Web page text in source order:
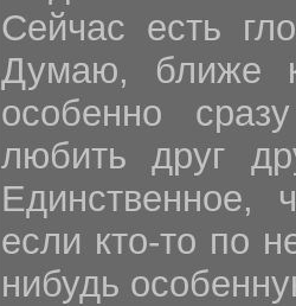
Сейчас есть
Думаю, ближе
особенно
любить друг
если кто-то по
нибудь